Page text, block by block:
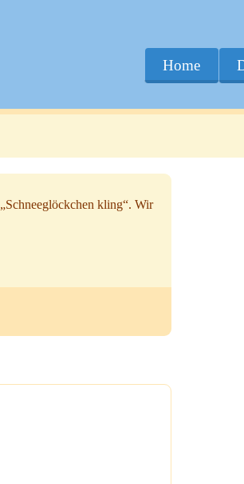
Home
„Schneeglöckchen kling“. Wir